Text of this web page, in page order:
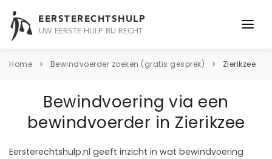
EERSTERECHTSHULP
UW EERSTE HULP BIJ RECHT
ONDERWERPEN
ADVOCAAT
Home Bewindvoerder zoeken (gratis gesprek) Zierikzee
Bewindvoering via een
bewindvoerder in Zierikzee
Eersterechtshulp.nl geeft inzicht in wat bewindvoering